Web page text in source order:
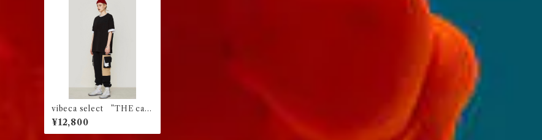
vibeca select ”THE car
go ” Ver.02
¥12,800